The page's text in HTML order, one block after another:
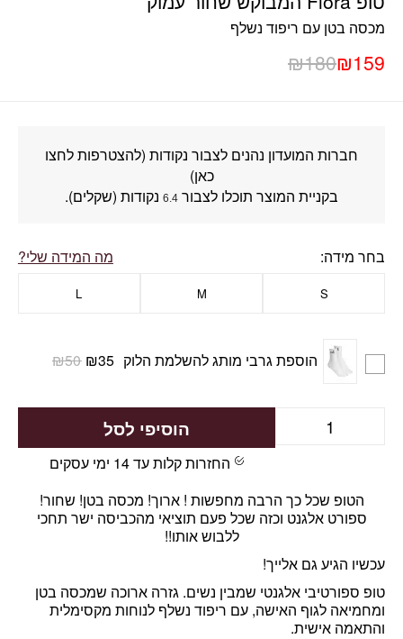
מכסה בטן עם ריפוד נשלף
₪180₪159
הטופ שכל כך הרבה מחפשות ! ארוך! מכסה בטן! שחור!
ספורט אלגנט וכזה שכל פעם תוציאי מהכביסה ישר תחכי
ללבוש אותו!!
עכשיו הגיע גם אלייך!
טופ ספורטיבי אלגנטי שמבין נשים. גזרה ארוכה שמכסה בטן
ומחמיאה לגוף האישה, עם ריפוד נשלף לנוחות מקסימלית
והתאמה אישית.
בחר מידה מה המידה שלי?
S
M
L
הוספת גרבי מותג להשלמת הלוק ₪50 ₪35
הוסיפי לסל
החזרות קלות עד 14 ימי עסקים
חברות המועדון נהנים לצבור נקודות (להצטרפות לחצו
כאן)
בקניית המוצר תוכלו לצבור 6.4 נקודות (שקלים).